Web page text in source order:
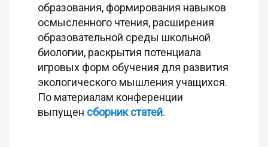
образования, формирования навыков
осмысленного чтения, расширения
образовательной среды школьной
биологии, раскрытия потенциала
игровых форм обучения для развития
экологического мышления учащихся.
По материалам конференции
выпущен сборник статей.